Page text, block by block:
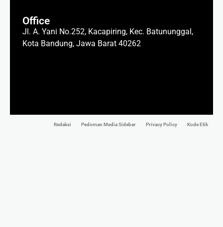
Office
Jl. A. Yani No.252, Kacapiring, Kec. Batununggal,
Kota Bandung, Jawa Barat 40262
Redaksi Pedoman Media Sidebar Privacy Policy Kode Etik